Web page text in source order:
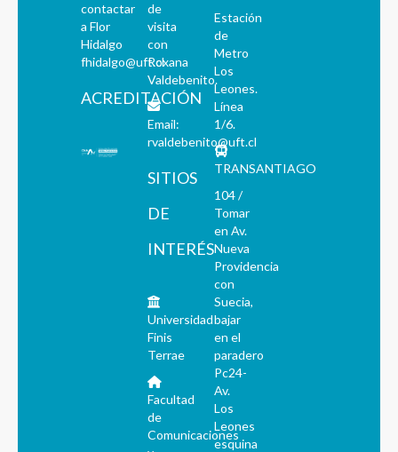
contactar
a Flor
Hidalgo
fhidalgo@uft.cl
ACREDITACIÓN
de
visita
con
Roxana
Valdebenito.
Email:
rvaldebenito@uft.cl
SITIOS
DE
INTERÉS
Universidad
Finis
Terrae
Facultad
de
Comunicaciones
Estación
de
Metro
Los
Leones.
Línea
1/6.
TRANSANTIAGO
104 /
Tomar
en Av.
Nueva
Providencia
con
Suecia,
bajar
en el
paradero
Pc24-
Av.
Los
Leones
esquina